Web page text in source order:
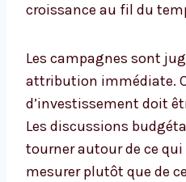
croissance au fil du
Les campagnes sont
attribution immédiate.
d’investissement doit
Les discussions
tourner autour de ce
mesurer plutôt que de